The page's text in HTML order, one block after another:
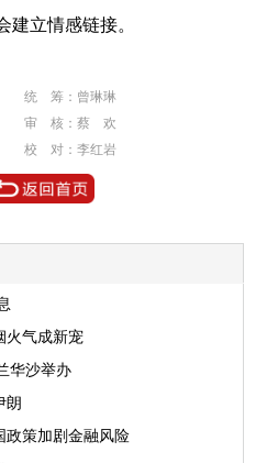
建立情感链接。
统 筹：曾琳琳
审 核：蔡 欢
校 对：李红岩
火气成新宠
华沙举办
朗
政策加剧金融风险